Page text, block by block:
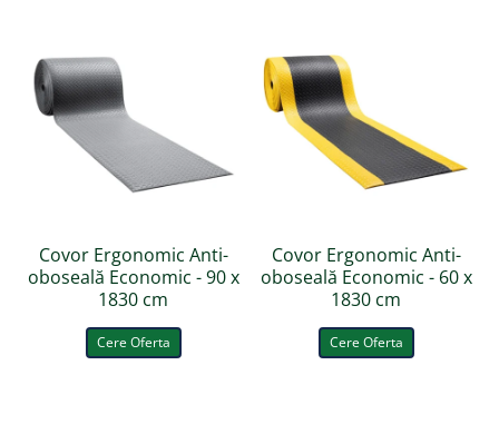
Concluzie:
Covorul Ergonomic Anti-oboseală Economiceste soluția
practică pentru companiile care doresc să îmbunătățească
confortul angajaților și siguranța la locul de muncă, fără
investiții premium. O alegere inteligentă pentru utilizare
zilnică, în medii profesionale unde eficiența și ergonomia de
Covor Ergonomic Anti-
oboseală Economic - 90 x
1830 cm
Cere Oferta
Covor Ergonomic Anti-
oboseală Economic - 60 x
1830 cm
Cere Oferta